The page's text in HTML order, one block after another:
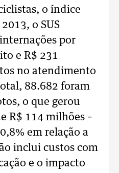
o índice
o SUS
por
e R$ 231
no atendimento
88.682 foram
o que gerou
R$ 114 milhões –
em relação a
inclui custos com
e o impacto